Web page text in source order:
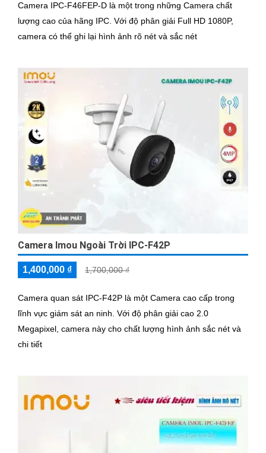
Camera IPC-F46FEP-D là một trong những Camera chất
lượng cao của hãng IPC. Với độ phân giải Full HD 1080P,
camera có thể ghi lại hình ảnh rõ nét và sắc nét
Camera Imou Ngoài Trời IPC-F42P
1,400,000 ₫ 1,700,000 ₫
Camera quan sát IPC-F42P là một Camera cao cấp trong
lĩnh vực giám sát an ninh. Với độ phân giải cao 2.0
Megapixel, camera này cho chất lượng hình ảnh sắc nét và
chi tiết